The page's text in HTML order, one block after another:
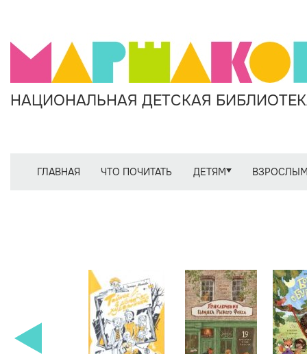
НАЦИОНАЛЬНАЯ ДЕТСКАЯ
ГЛАВНАЯ ЧТО ПОЧИТАТЬ ДЕТЯМ